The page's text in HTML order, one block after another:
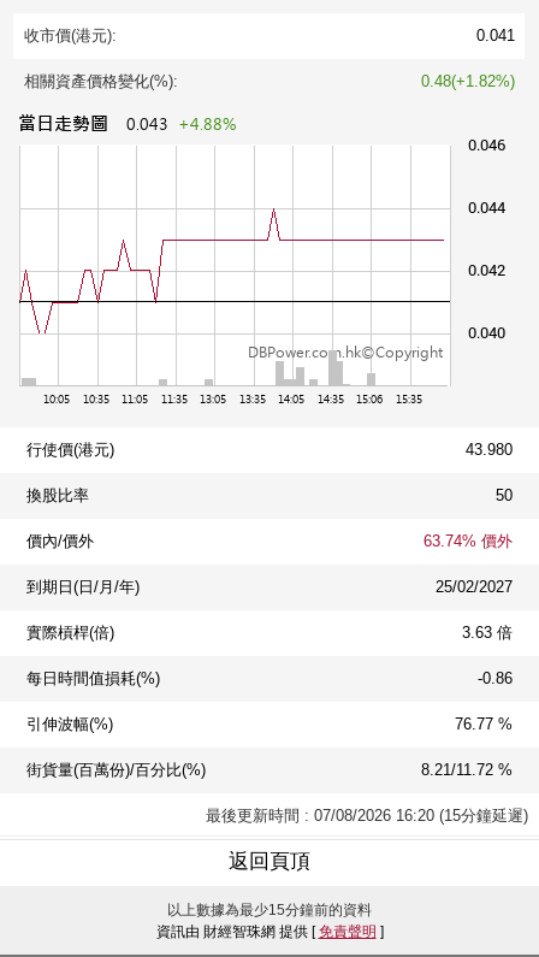
收市價(港元): 0.041
相關資產價格變化(%): 0.48(+1.82%)
行使價(港元) 43.980
換股比率 50
價內/價外 63.74% 價外
到期日(日/月/年) 25/02/2027
實際槓桿(倍) 3.63 倍
每日時間值損耗(%) -0.86
引伸波幅(%) 76.77 %
街貨量(百萬份)/百分比(%) 8.21/11.72 %
最後更新時間 : 07/08/2026 16:20 (15分鐘延遲)
返回頁頂
以上數據為最少15分鐘前的資料
資訊由 財經智珠網 提供 [免責聲明 ]